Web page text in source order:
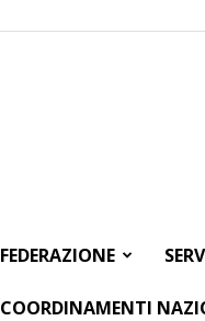
FEDERAZIONE
COORDINAMENTI